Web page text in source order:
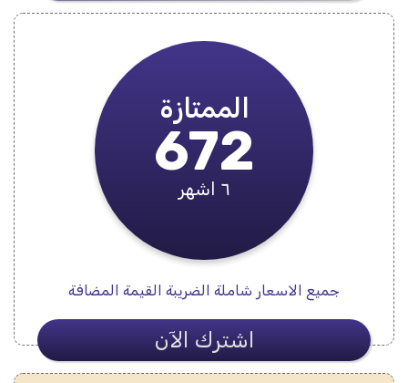
الممتازة
672
٦ اشهر
جميع الاسعار شاملة الضريبة القيمة المضافة
اشترك الآن